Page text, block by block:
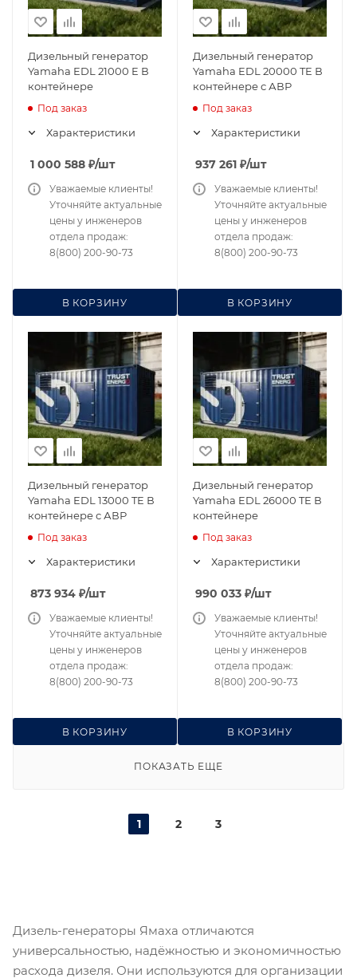
Дизельный генератор
Yamaha EDL 21000 E В
контейнере
Под заказ
Характеристики
1 000 588 ₽/шт
В КОРЗИНУ
Уважаемые клиенты!
Уточняйте актуальные
цены у инженеров
отдела продаж:
8(800) 200-90-73
Дизельный генератор
Yamaha EDL 20000 TE В
контейнере с АВР
Под заказ
Характеристики
937 261 ₽/шт
В КОРЗИНУ
Уважаемые клиенты!
Уточняйте актуальные
цены у инженеров
отдела продаж:
8(800) 200-90-73
Дизельный генератор
Yamaha EDL 13000 TE В
контейнере с АВР
Под заказ
Характеристики
873 934 ₽/шт
В КОРЗИНУ
Уважаемые клиенты!
Уточняйте актуальные
цены у инженеров
отдела продаж:
8(800) 200-90-73
Дизельный генератор
Yamaha EDL 26000 TE В
контейнере
Под заказ
Характеристики
990 033 ₽/шт
В КОРЗИНУ
Уважаемые клиенты!
Уточняйте актуальные
цены у инженеров
отдела продаж:
8(800) 200-90-73
ПОКАЗАТЬ ЕЩЕ
1 2 3
Дизель-генераторы Ямаха отличаются
универсальностью, надёжностью и экономичностью
расхода дизеля. Они используются для организации